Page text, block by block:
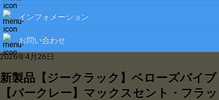
インフォメーション
お問い合わせ
2026年4月26日
新製品【ジークラック】ベローズバイブ
【バークレー】マックスセント・フラッ